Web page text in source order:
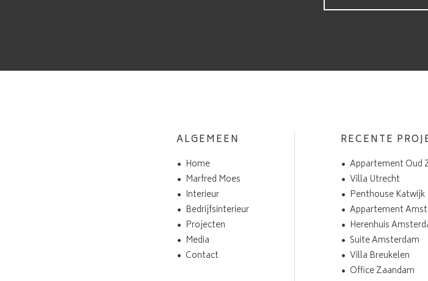
ALGEMEEN
Home
Marfred Moes
Interieur
Bedrijfsinterieur
Projecten
Media
Contact
RECENTE
Appartement Oud
Villa Utrecht
Penthouse Katwijk
Appartement
Herenhuis
Suite Amsterdam
Villa Breukelen
Office Zaandam